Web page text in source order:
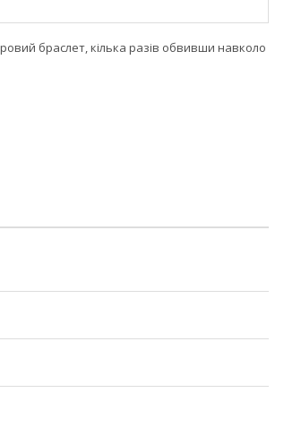
браслет, кілька разів обвивши навколо